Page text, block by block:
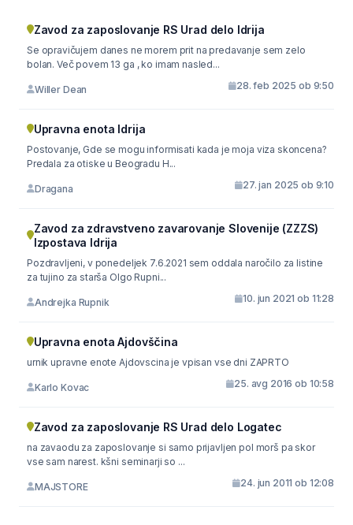
Zavod za zaposlovanje RS Urad delo Idrija
Se opravičujem danes ne morem prit na predavanje sem zelo
bolan. Več povem 13 ga , ko imam nasled...
Willer Dean 28. feb 2025 ob 9:50
Upravna enota Idrija
Postovanje, Gde se mogu informisati kada je moja viza skoncena?
Predala za otiske u Beogradu H...
Dragana 27. jan 2025 ob 9:10
Zavod za zdravstveno zavarovanje Slovenije (ZZZS)
Izpostava Idrija
Pozdravljeni, v ponedeljek 7.6.2021 sem oddala naročilo za listine
za tujino za starša Olgo Rupni...
Andrejka Rupnik 10. jun 2021 ob 11:28
Upravna enota Ajdovščina
urnik upravne enote Ajdovscina je vpisan vse dni ZAPRTO
Karlo Kovac 25. avg 2016 ob 10:58
Zavod za zaposlovanje RS Urad delo Logatec
na zavaodu za zaposlovanje si samo prijavljen pol morš pa skor
vse sam narest. kšni seminarji so ...
MAJSTORE 24. jun 2011 ob 12:08